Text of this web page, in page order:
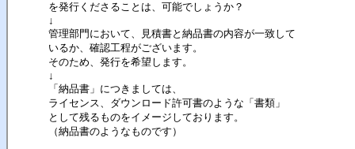
を発行くださることは、可能でしょうか？
↓
管理部門において、見積書と納品書の内容が一致して
いるか、確認工程がございます。
そのため、発行を希望します。
↓
「納品書」につきましては、
ライセンス、ダウンロード許可書のような「書類」
として残るものをイメージしております。
（納品書のようなものです）